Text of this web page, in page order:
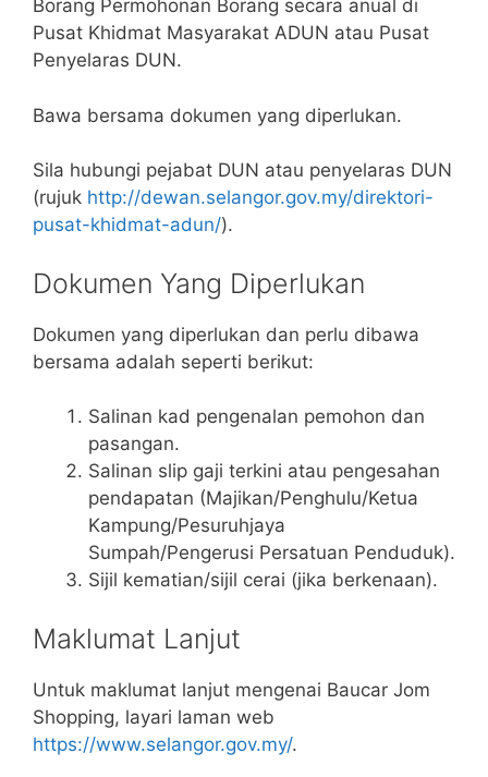
Borang Permohonan Borang secara anual di
Pusat Khidmat Masyarakat ADUN atau Pusat
Penyelaras DUN.
Bawa bersama dokumen yang diperlukan.
Sila hubungi pejabat DUN atau penyelaras DUN
(rujuk http://dewan.selangor.gov.my/direktori-
pusat-khidmat-adun/).
Dokumen Yang Diperlukan
Dokumen yang diperlukan dan perlu dibawa
bersama adalah seperti berikut:
Salinan kad pengenalan pemohon dan
pasangan.
Salinan slip gaji terkini atau pengesahan
pendapatan (Majikan/Penghulu/Ketua
Kampung/Pesuruhjaya
Sumpah/Pengerusi Persatuan Penduduk).
Sijil kematian/sijil cerai (jika berkenaan).
Maklumat Lanjut
Untuk maklumat lanjut mengenai Baucar Jom
Shopping, layari laman web
https://www.selangor.gov.my/.